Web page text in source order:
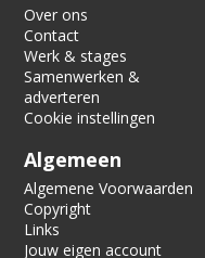
Over ons
Contact
Werk & stages
Samenwerken &
adverteren
Cookie instellingen
Algemeen
Algemene Voorwaarden
Copyright
Links
Jouw eigen account